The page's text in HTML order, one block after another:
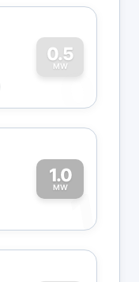
0.5
MW
0
1.0
MW1